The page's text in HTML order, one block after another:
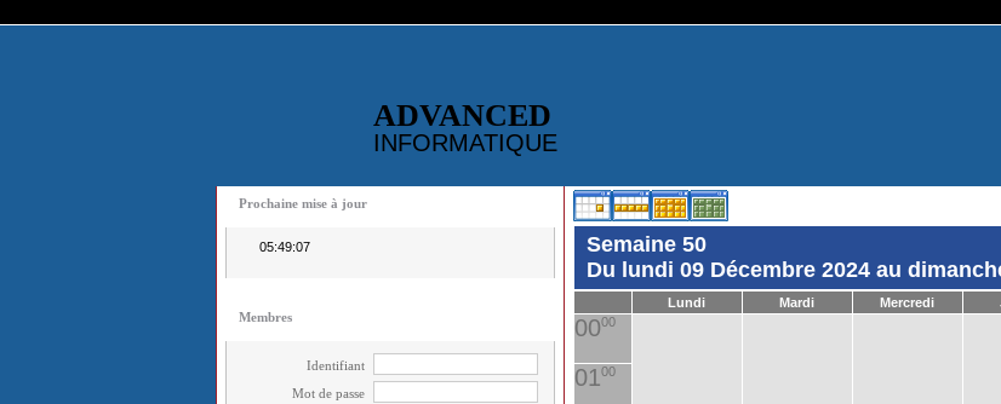
ADVANCED
INFORMATIQUE
Prochaine mise à jour
05:49:07
Membres
Identifiant
Mot de passe
Semaine 50
Du lundi 09 Décembre 2024 au
Lundi Mardi Mercredi
0000
0100